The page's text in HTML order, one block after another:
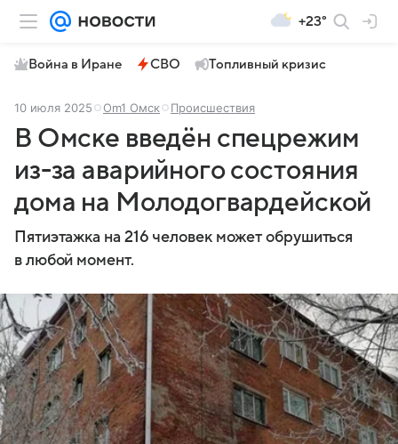
+23°
Война в Иране СВО Топливный кризис
10 июля 2025 Om1 Омск Происшествия
В Омске введён спецрежим
из-за аварийного состояния
дома на Молодогвардейской
Пятиэтажка на 216 человек может обрушиться
в любой момент.